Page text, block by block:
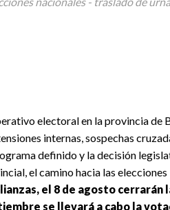
electoral en la provincia de
internas, sospechas
definido y la decisión
el camino hacia las
el 8 de agosto cerrarán
se llevará a cabo la